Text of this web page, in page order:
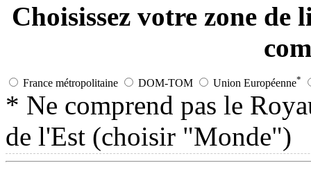
Choisissez votre zone
France métropolitaine DOM-TOM Union Européenne*
* Ne comprend pas le
de l'Est (choisir "Monde")